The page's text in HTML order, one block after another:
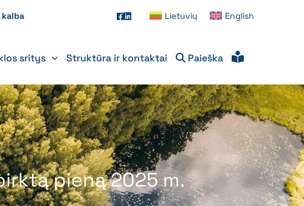
Lietuvių English
sritys Struktūra ir kontaktai Paieška
pieną 2025 m.